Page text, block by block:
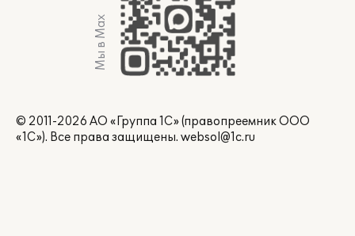
Мы в Max
© 2011-2026 АО «Группа 1С» (правопреемник ООО
«1С»). Все права защищены. websol@1c.ru